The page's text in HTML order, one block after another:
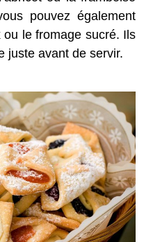
pouvez également
le fromage sucré. Ils
juste avant de servir.